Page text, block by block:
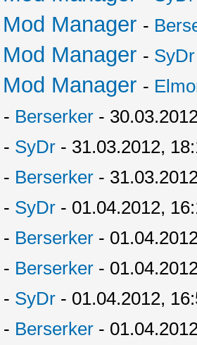
Manager -
Manager - SyDr
Manager -
- Berserker -
- SyDr - 31.03.2012,
- Berserker -
- SyDr - 01.04.2012,
- Berserker -
- Berserker -
- SyDr - 01.04.2012,
- Berserker -